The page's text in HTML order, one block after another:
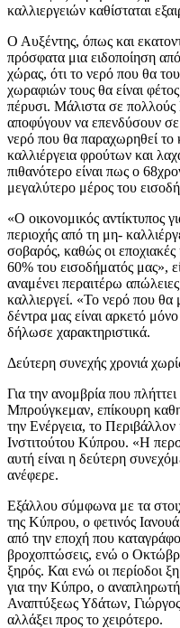
καλλιεργειών καθίσταται
Ο Αυξέντης, όπως και
πρόσφατα μια ειδοποίηση
χώρας, ότι το νερό που θα
χωραφιών τους θα είναι
πέρυσι. Μάλιστα σε πολλούς
αποφύγουν να επενδύσουν σε
νερό που θα παραχωρηθεί το
καλλιέργεια φρούτων και
πιθανότερο είναι πως ο
μεγαλύτερο μέρος του
«Ο οικονομικός αντίκτυπος
περιοχής από τη μη-
σοβαρός, καθώς οι εποχιακές
60% του εισοδήματός μας»,
αναμένει περαιτέρω
καλλιεργεί. «Το νερό που θα
δέντρα μας είναι αρκετό
δήλωσε χαρακτηριστικά.
Δεύτερη συνεχής χρονιά
Για την ανομβρία που
Μπρούγκεμαν, επίκουρη
την Ενέργεια, το
Ινστιτούτου Κύπρου. «Η
αυτή είναι η δεύτερη
ανέφερε.
Εξάλλου σύμφωνα με τα
της Κύπρου, ο φετινός
από την εποχή που
βροχοπτώσεις, ενώ ο
ξηρός. Και ενώ οι περίοδοι
για την Κύπρο, ο
Αναπτύξεως Υδάτων, Γιώργος
αλλάξει προς το χειρότερο.